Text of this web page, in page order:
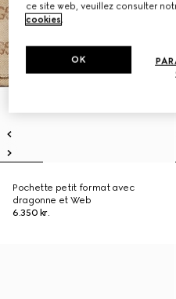
Pochette petit format avec
dragonne et Web
6.350 kr.
ce site web, veuillez consulter
cookies.
OK